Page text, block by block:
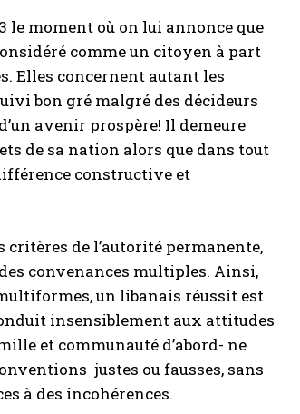
le moment où on lui annonce que
comme un citoyen à part
Elles concernent autant les
bon gré malgré des décideurs
avenir prospère! Il demeure
de sa nation alors que dans tout
constructive et
critères de l’autorité permanente,
convenances multiples. Ainsi,
un libanais réussit est
insensiblement aux attitudes
et communauté d’abord- ne
justes ou fausses, sans
à des incohérences.